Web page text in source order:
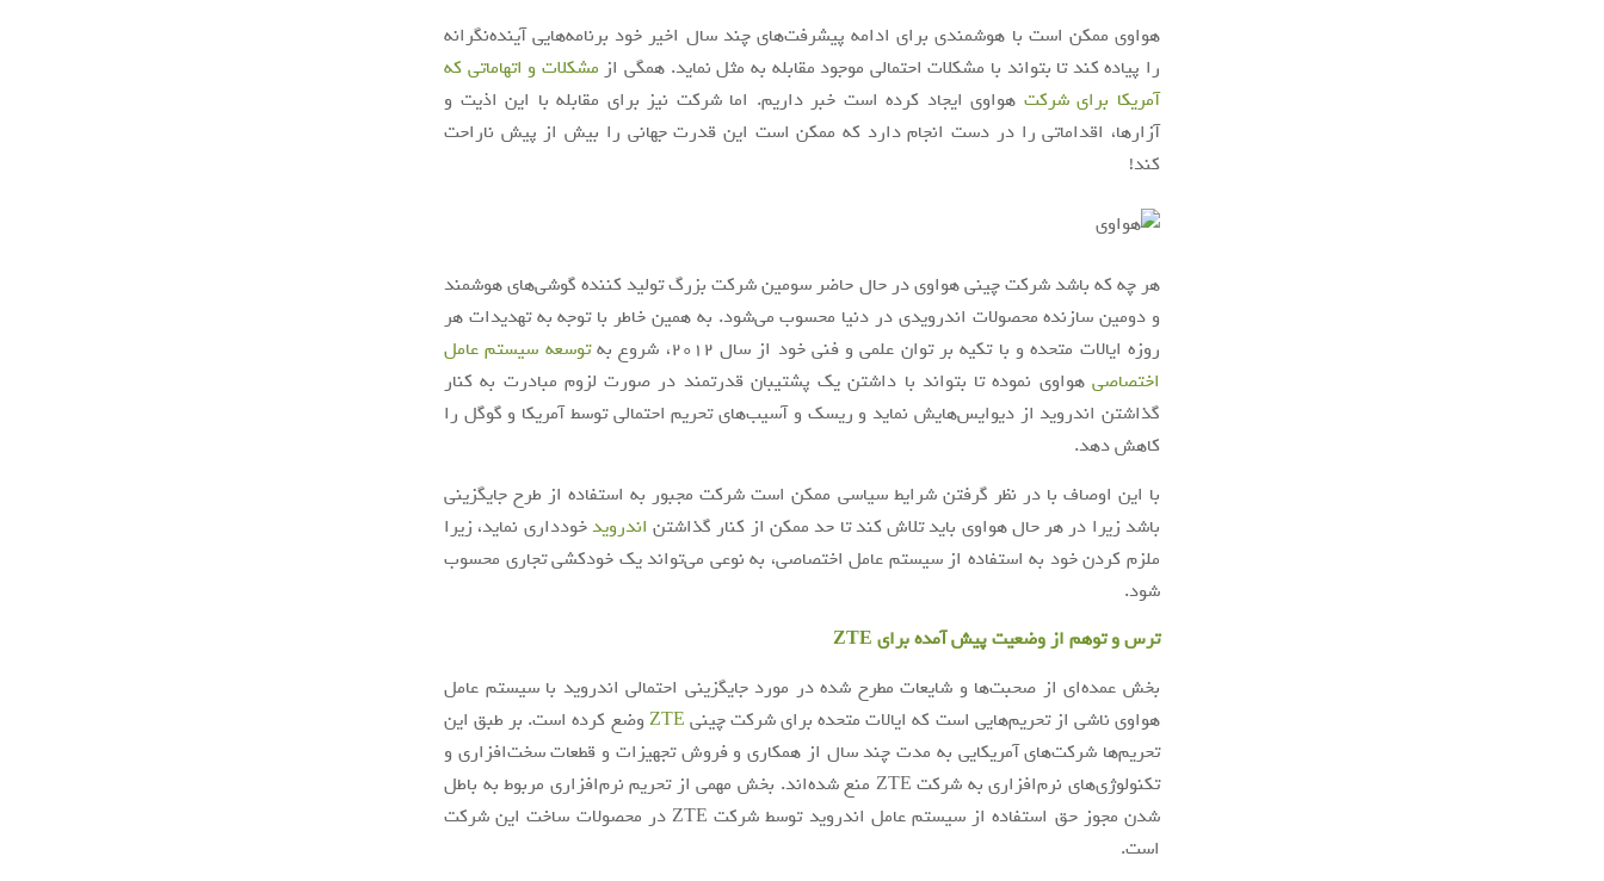
هواوی ممکن است با هوشمندی برای ادامه پیشرفت‌های چند سال اخیر خود برنامه‌هایی آینده‌نگرانه
را پیاده کند تا بتواند با مشکلات احتمالی موجود مقابله به مثل نماید. همگی از مشکلات و اتهاماتی که
آمریکا برای شرکت هواوی ایجاد کرده است خبر داریم. اما شرکت نیز برای مقابله با این اذیت و
آزار‌ها، اقداماتی را در دست انجام دارد که ممکن است این قدرت جهانی را بیش از پیش ناراحت
کند!
هر چه که باشد شرکت چینی هواوی در حال حاضر سومین شرکت بزرگ تولید کننده گوشی‌های هوشمند
و دومین سازنده محصولات اندرویدی در دنیا محسوب می‌شود. به همین خاطر با توجه به تهدیدات هر
روزه ایالات متحده و با تکیه بر توان علمی و فنی خود از سال ۲۰۱۲، شروع به
توسعه سیستم عامل
اختصاصی هواوی نموده تا بتواند با داشتن یک پشتیبان قدرتمند در صورت لزوم مبادرت به کنار
گذاشتن اندروید از دیوایس‌هایش نماید و ریسک و آسیب‌های تحریم‌ احتمالی توسط آمریکا و گوگل را
کاهش دهد.
با این اوصاف با در نظر گرفتن شرایط سیاسی ممکن است شرکت مجبور به استفاده از طرح جایگزینی
باشد زیرا در هر حال هواوی باید تلاش کند تا حد ممکن از کنار گذاشتن اندرویدخودداری نماید، زیرا
ملزم کردن خود به استفاده از سیستم عامل اختصاصی، به نوعی می‌تواند یک خودکشی تجاری محسوب
شود.
ترس و توهم از وضعیت پیش آمده برای ZTE
بخش عمده‌ای از صحبت‌ها و شایعات مطرح شده در مورد جایگزینی احتمالی اندروید با سیستم عامل
هواوی ناشی از تحریم‌هایی است که ایالات متحده برای شرکت چینی ZTE وضع کرده است. بر طبق این
تحریم‌ها شرکت‌های آمریکایی به مدت چند سال از همکاری و فروش تجهیزات و قطعات سخت‌افزاری و
تکنولوژی‌های نرم‌افزاری به شرکت ZTE منع شده‌اند. بخش مهمی از تحریم نرم‌افزاری مربوط به باطل
شدن مجوز حق استفاده از سیستم عامل اندروید توسط شرکت ZTE در محصولات ساخت این شرکت
است.